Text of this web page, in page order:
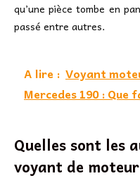
qu’une pièce tombe en
passé entre autres.
A lire : Voyant
Mercedes 190 : Que
Quelles sont les
voyant de